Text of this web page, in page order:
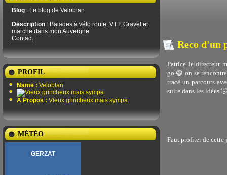
Blog : Le blog de Veloblan
Description : Balades à vélo route, VTT, Gravel et
marche dans mon Auvergne
Contact
PROFIL
Name : Veloblan
À Propos : Vieux grincheux mais sympa.
MÉTÉO
Reco d'un
Patrice le directeur
go 😁 on se
tracé un parcours
suite dans les idées
Faut profiter de cette